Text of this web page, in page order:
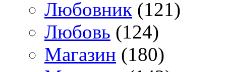
Любовник (121)
Любовь (124)
Магазин (180)